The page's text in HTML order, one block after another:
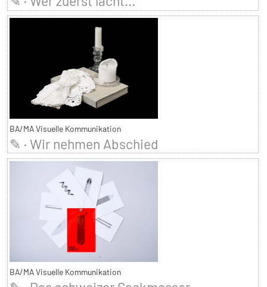
BA/MA Visuelle Kommunikation
✎ · Wir nehmen Abschied
BA/MA Visuelle Kommunikation